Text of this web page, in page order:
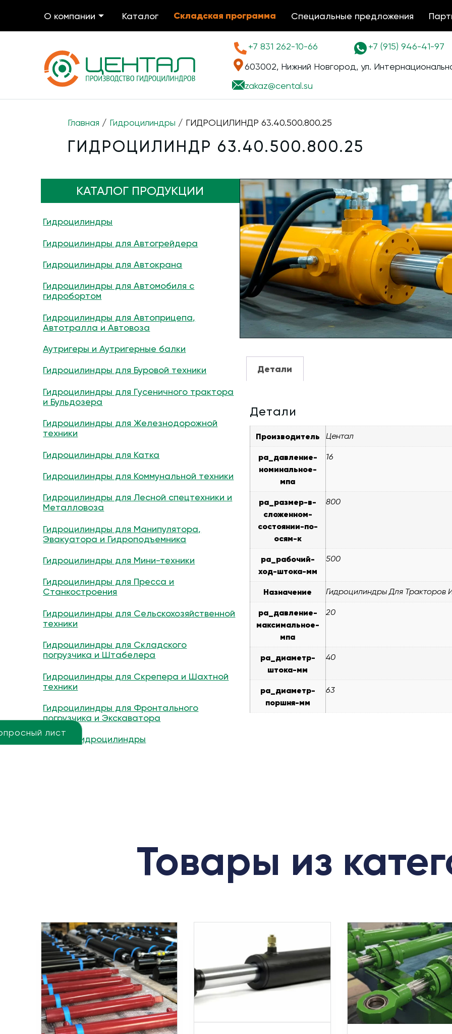
О компании Каталог Складская программа Специальные предложения
+7 831 262-10-66
+7 (915) 946-41-97
603002, Нижний Новгород, ул.
zakaz@cental.su
лист
Главная / Гидроцилиндры / ГИДРОЦИЛИНДР 63.40.500.800.25
ГИДРОЦИЛИНДР 63.40.500.800.25
КАТАЛОГ ПРОДУКЦИИ
Гидроцилиндры
Гидроцилиндры для Автогрейдера
Гидроцилиндры для Автокрана
Гидроцилиндры для Автомобиля с
гидробортом
Гидроцилиндры для Автоприцепа,
Автотралла и Автовоза
Аутригеры и Аутригерные балки
Гидроцилиндры для Буровой техники
Гидроцилиндры для Гусеничного трактора
и Бульдозера
Гидроцилиндры для Железнодорожной
техники
Гидроцилиндры для Катка
Гидроцилиндры для Коммунальной техники
Гидроцилиндры для Лесной спецтехники и
Металловоза
Гидроцилиндры для Манипулятора,
Эвакуатора и Гидроподъемника
Гидроцилиндры для Мини-техники
Гидроцилиндры для Пресса и
Станкостроения
Гидроцилиндры для Сельскохозяйственной
техники
Гидроцилиндры для Складского
погрузчика и Штабелера
Гидроцилиндры для Скрепера и Шахтной
техники
Гидроцилиндры для Фронтального
погрузчика и Экскаватора
Другие гидроцилиндры
Детали
Детали
Производитель Центал
pa_давление-
номинальное-
мпа
16
pa_размер-в-
сложенном-
состоянии-по-
осям-к
800
pa_рабочий-
ход-штока-мм
500
Назначение Гидроцилиндры Для Тракторов
pa_давление-
максимальное-
мпа
20
pa_диаметр-
штока-мм
40
pa_диаметр-
поршня-мм
63
Товары из